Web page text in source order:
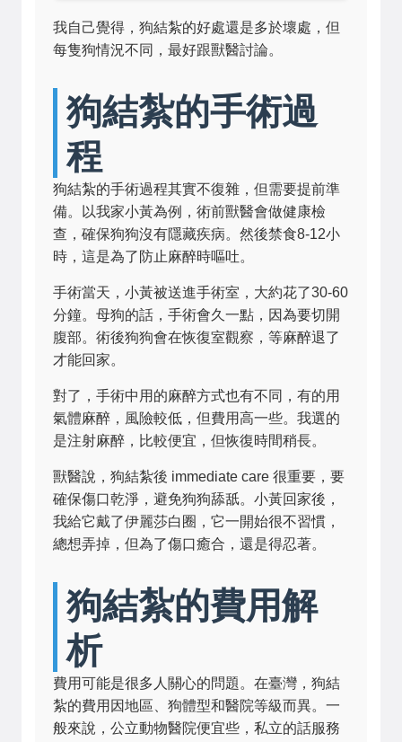
我自己覺得，狗結紮的好處還是多於壞處，但
每隻狗情況不同，最好跟獸醫討論。
狗結紮的手術過
程
狗結紮的手術過程其實不復雜，但需要提前準
備。以我家小黃為例，術前獸醫會做健康檢
查，確保狗狗沒有隱藏疾病。然後禁食8-12小
時，這是為了防止麻醉時嘔吐。
手術當天，小黃被送進手術室，大約花了30-60
分鐘。母狗的話，手術會久一點，因為要切開
腹部。術後狗狗會在恢復室觀察，等麻醉退了
才能回家。
對了，手術中用的麻醉方式也有不同，有的用
氣體麻醉，風險較低，但費用高一些。我選的
是注射麻醉，比較便宜，但恢復時間稍長。
獸醫說，狗結紮後 immediate care 很重要，要
確保傷口乾淨，避免狗狗舔舐。小黃回家後，
我給它戴了伊麗莎白圈，它一開始很不習慣，
總想弄掉，但為了傷口癒合，還是得忍著。
狗結紮的費用解
析
費用可能是很多人關心的問題。在臺灣，狗結
紮的費用因地區、狗體型和醫院等級而異。一
般來說，公立動物醫院便宜些，私立的話服務